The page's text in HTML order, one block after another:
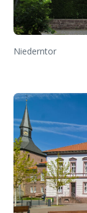
Niederntor